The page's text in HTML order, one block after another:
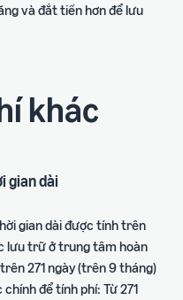
và đắt tiền hơn để lưu
khác
gian dài
gian dài được tính trên
lưu trữ ở trung tâm hoàn
271 ngày (trên 9 tháng)
để tính phí: Từ 271